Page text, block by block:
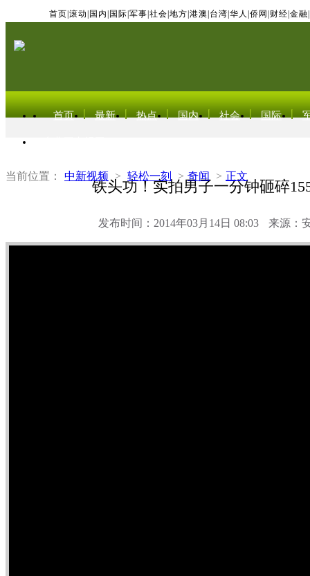
首页 滚动 国内 国际 军事 社会 地方 港澳 台湾 华人 侨网 财经 金融
首页 最新 热点 国内 社会 国际
当前位置： 中新视频 > 轻松一刻 > 奇闻 > 正文
铁头功！实拍男子一分钟砸碎
发布时间：2014年03月14日 08:03 来源：